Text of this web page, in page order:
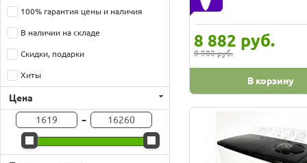
100% гарантия цены и наличия
В наличии на складе
Скидки, подарки
Хиты
Цена
-
8 882 руб.
9 980 руб.
В корзину